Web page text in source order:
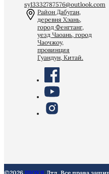
sy13332787576@outlook.com
Район Дабуган,
деревня Хэань,
город Фенгтанг,
уезд Чаоань, город
Чаочжоу,
провинция
Гуандун, Китай.